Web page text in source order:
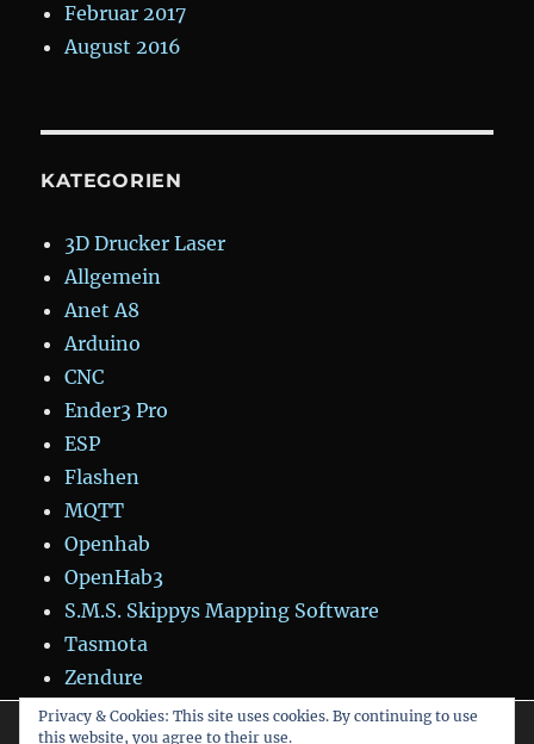
Februar 2017
August 2016
KATEGORIEN
3D Drucker Laser
Allgemein
Anet A8
Arduino
CNC
Ender3 Pro
ESP
Flashen
MQTT
Openhab
OpenHab3
S.M.S. Skippys Mapping Software
Tasmota
Zendure
Wir verwenden Cookies, um dir die bestmögliche Erfahrung auf
Privacy & Cookies: This site uses cookies. By continuing to use
this website, you agree to their use.